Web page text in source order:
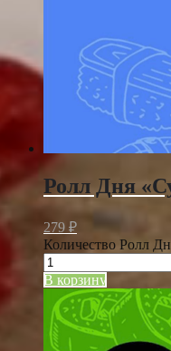
Ролл Дня
279 ₽
Количество Ролл
В корзину